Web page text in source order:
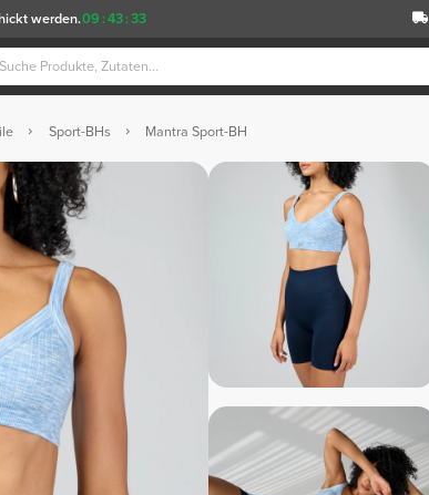
09 :43 :33
werden.
Sport-BHs Mantra Sport-BH